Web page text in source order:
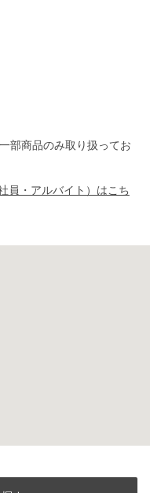
部商品のみ取り扱ってお
員・アルバイト）はこち